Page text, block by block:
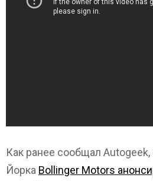
Как ранее сообщал Autogeek,
Йорка Bollinger Motors